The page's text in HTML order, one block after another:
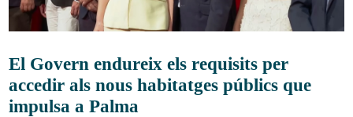
El Govern endureix els requisits per
accedir als nous habitatges públics que
impulsa a Palma